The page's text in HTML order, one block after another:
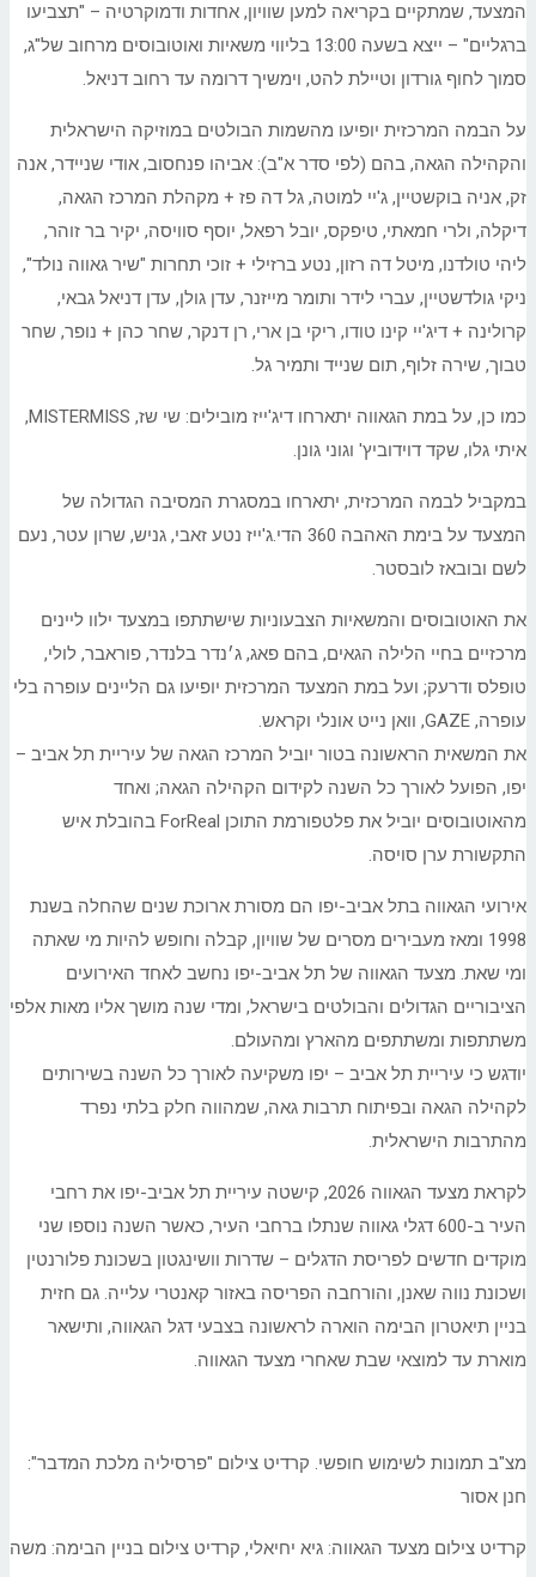
המצעד, שמתקיים בקריאה למען שוויון, אחדות ודמוקרטיה – "תצביעו
ברגליים" – ייצא בשעה 13:00 בליווי משאיות ואוטובוסים מרחוב של"ג,
סמוך לחוף גורדון וטיילת להט, וימשיך דרומה עד רחוב דניאל.
על הבמה המרכזית יופיעו מהשמות הבולטים במוזיקה הישראלית
והקהילה הגאה, בהם (לפי סדר א"ב): אביהו פנחסוב, אודי שניידר, אנה
זק, אניה בוקשטיין, ג'יי למוטה, גל דה פז + מקהלת המרכז הגאה,
דיקלה, ולרי חמאתי, טיפקס, יובל רפאל, יוסף סוויסה, יקיר בר זוהר,
ליהי טולדנו, מיטל דה רזון, נטע ברזילי + זוכי תחרות "שיר גאווה נולד",
ניקי גולדשטיין, עברי לידר ותומר מייזנר, עדן גולן, עדן דניאל גבאי,
קרולינה + דיג'יי קינו טודו, ריקי בן ארי, רן דנקר, שחר כהן + נופר, שחר
טבוך, שירה זלוף, תום שנייד ותמיר גל.
כמו כן, על במת הגאווה יתארחו דיג'ייז מובילים: שי שז, MISTERMISS,
איתי גלו, שקד דוידוביץ' וגוני גונן.
במקביל לבמה המרכזית, יתארחו במסגרת המסיבה הגדולה של
המצעד על בימת האהבה 360 הדי.ג'ייז נטע זאבי, גניש, שרון עטר, נעם
לשם ובובאז לובסטר.
את האוטובוסים והמשאיות הצבעוניות שישתתפו במצעד ילוו ליינים
מרכזיים בחיי הלילה הגאים, בהם פאג, ג׳נדר בלנדר, פוראבר, לולי,
טופלס ודרעק; ועל במת המצעד המרכזית יופיעו גם הליינים עופרה בלי
עופרה, GAZE, וואן נייט אונלי וקראש.
את המשאית הראשונה בטור יוביל המרכז הגאה של עיריית תל אביב –
יפו, הפועל לאורך כל השנה לקידום הקהילה הגאה; ואחד
מהאוטובוסים יוביל את פלטפורמת התוכן ForReal בהובלת איש
התקשורת ערן סויסה.
אירועי הגאווה בתל אביב-יפו הם מסורת ארוכת שנים שהחלה בשנת
1998 ומאז מעבירים מסרים של שוויון, קבלה וחופש להיות מי שאתה
ומי שאת. מצעד הגאווה של תל אביב-יפו נחשב לאחד האירועים
הציבוריים הגדולים והבולטים בישראל, ומדי שנה מושך אליו מאות אלפי
משתתפות ומשתתפים מהארץ ומהעולם.
יודגש כי עיריית תל אביב – יפו משקיעה לאורך כל השנה בשירותים
לקהילה הגאה ובפיתוח תרבות גאה, שמהווה חלק בלתי נפרד
מהתרבות הישראלית.
לקראת מצעד הגאווה 2026, קישטה עיריית תל אביב-יפו את רחבי
העיר ב-600 דגלי גאווה שנתלו ברחבי העיר, כאשר השנה נוספו שני
מוקדים חדשים לפריסת הדגלים – שדרות וושינגטון בשכונת פלורנטין
ושכונת נווה שאנן, והורחבה הפריסה באזור קאנטרי עלייה. גם חזית
בניין תיאטרון הבימה הוארה לראשונה בצבעי דגל הגאווה, ותישאר
מוארת עד למוצאי שבת שאחרי מצעד הגאווה.
מצ"ב תמונות לשימוש חופשי. קרדיט צילום "פרסיליה מלכת המדבר":
חנן אסור
קרדיט צילום מצעד הגאווה: גיא יחיאלי, קרדיט צילום בניין הבימה: משה